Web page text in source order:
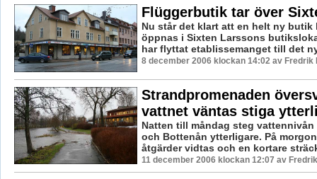
Flüggerbutik tar över
Nu står det klart att en helt ny butik
öppnas i Sixten Larssons
har flyttat etablissemanget till det
8 december 2006 klockan 14:02 av Fredrik
Strandpromenaden
vattnet väntas stiga
Natten till måndag steg
och Bottenån ytterligare. På
åtgärder vidtas och en kortare
11 december 2006 klockan 12:07 av